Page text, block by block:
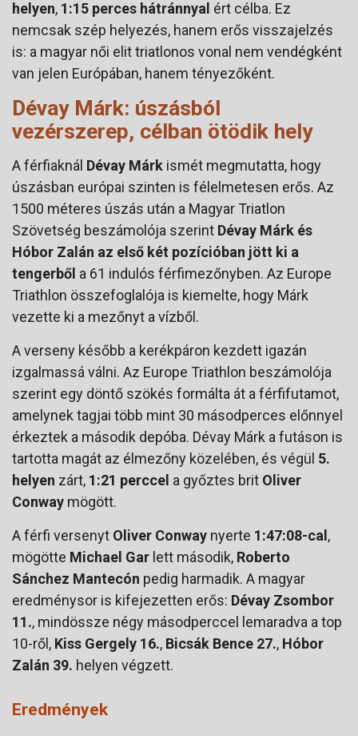
helyen, 1:15 perces hátránnyal ért célba. Ez
nemcsak szép helyezés, hanem erős visszajelzés
is: a magyar női elit triatlonos vonal nem vendégként
van jelen Európában, hanem tényezőként.
Dévay Márk: úszásból
vezérszerep, célban ötödik hely
A férfiaknál Dévay Márk ismét megmutatta, hogy
úszásban európai szinten is félelmetesen erős. Az
1500 méteres úszás után a Magyar Triatlon
Szövetség beszámolója szerint Dévay Márk és
Hóbor Zalán az első két pozícióban jött ki a
tengerből a 61 indulós férfimezőnyben. Az Europe
Triathlon összefoglalója is kiemelte, hogy Márk
vezette ki a mezőnyt a vízből.
A verseny később a kerékpáron kezdett igazán
izgalmassá válni. Az Europe Triathlon beszámolója
szerint egy döntő szökés formálta át a férfifutamot,
amelynek tagjai több mint 30 másodperces előnnyel
érkeztek a második depóba. Dévay Márk a futáson is
tartotta magát az élmezőny közelében, és végül 5.
helyen zárt, 1:21 perccel a győztes brit Oliver
Conway mögött.
A férfi versenyt Oliver Conway nyerte 1:47:08-cal ,
mögötte Michael Gar lett második, Roberto
Sánchez Mantecón pedig harmadik. A magyar
eredménysor is kifejezetten erős: Dévay Zsombor
11., mindössze négy másodperccel lemaradva a top
10-ről, Kiss Gergely 16., Bicsák Bence 27., Hóbor
Zalán 39. helyen végzett.
Eredmények